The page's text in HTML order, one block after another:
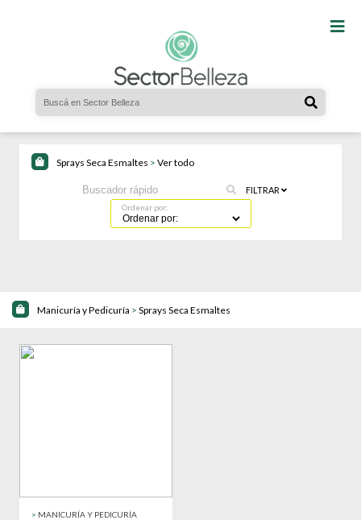
Sprays Seca Esmaltes > Ver todo
Ordenar por:
FILTRAR
Manicuría y Pedicuría > Sprays Seca Esmaltes
> MANICURÍA Y PEDICURÍA